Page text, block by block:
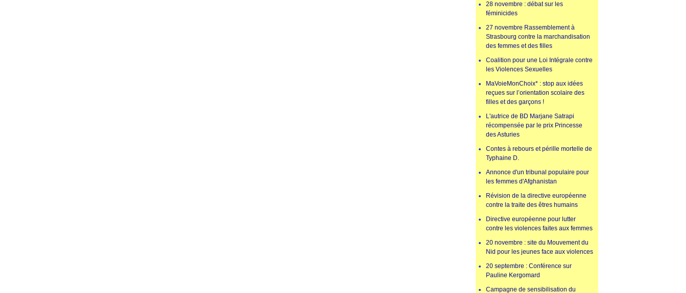
28 novembre : débat sur les
féminicides
27 novembre Rassemblement à
Strasbourg contre la marchandisation
des femmes et des filles
Coalition pour une Loi Intégrale contre
les Violences Sexuelles
MaVoieMonChoix* : stop aux idées
reçues sur l’orientation scolaire des
filles et des garçons !
L'autrice de BD Marjane Satrapi
récompensée par le prix Princesse
des Asturies
Contes à rebours et pérille mortelle de
Typhaine D.
Annonce d'un tribunal populaire pour
les femmes d'Afghanistan
Révision de la directive européenne
contre la traite des êtres humains
Directive européenne pour lutter
contre les violences faites aux femmes
20 novembre : site du Mouvement du
Nid pour les jeunes face aux violences
20 septembre : Conférence sur
Pauline Kergomard
Campagne de sensibilisation du